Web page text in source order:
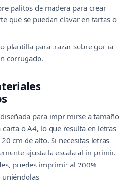
palitos de madera para crear
que se puedan clavar en tartas o
plantilla para trazar sobre goma
corrugado.
para imprimirse a tamaño
o A4, lo que resulta en letras
cm de alto. Si necesitas letras
ajusta la escala al imprimir.
puedes imprimir al 200%
uniéndolas.